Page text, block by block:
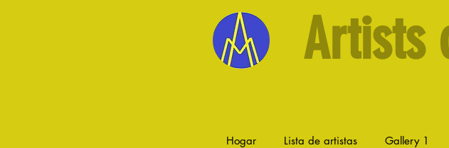
Artists
Hogar Lista de artistas Gallery 1